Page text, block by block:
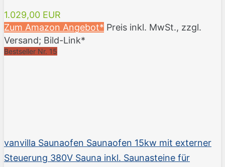
1.029,00 EUR
Zum Amazon Angebot* Preis inkl. MwSt., zzgl.
Versand; Bild-Link*
Bestseller Nr. 15
vanvilla Saunaofen Saunaofen 15kw mit externer
Steuerung 380V Sauna inkl. Saunasteine für